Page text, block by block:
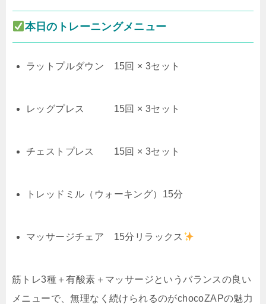
本日のトレーニングメニュー
ラットプルダウン 15回 × 3セット
レッグプレス 15回 × 3セット
チェストプレス 15回 × 3セット
トレッドミル（ウォーキング）15分
マッサージチェア 15分リラックス
筋トレ3種＋有酸素＋マッサージというバランスの良い
メニューで、無理なく続けられるのがchocoZAPの魅力